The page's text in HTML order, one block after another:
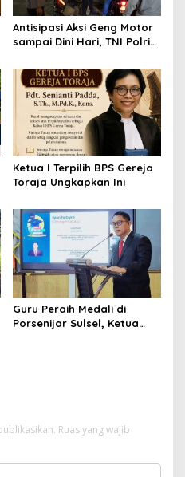
Antisipasi Aksi Geng Motor
sampai Dini Hari, TNI Polri
Gabungan
Ketua I Terpilih BPS Gereja
Toraja Ungkapkan Ini
Guru Peraih Medali di
Porsenijar Sulsel, Ketua
Ruas yang wajib